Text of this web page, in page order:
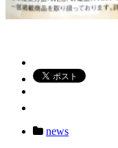
news